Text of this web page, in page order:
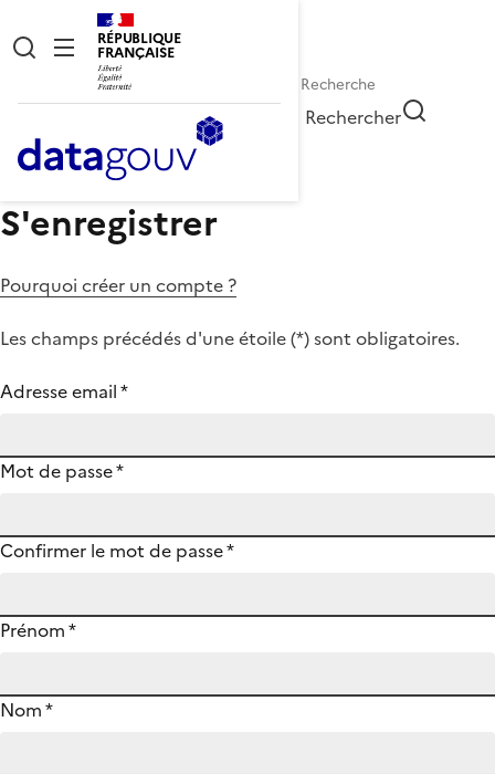
RÉPUBLIQUE
FRANÇAISE
Rechercher
S'enregistrer
Pourquoi créer un compte ?
Les champs précédés d'une étoile (*) sont obligatoires.
Adresse email*
Mot de passe*
Confirmer le mot de passe*
Prénom*
Nom*